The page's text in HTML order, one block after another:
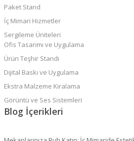
Paket Stand
İç Mimari Hizmetler
Sergileme Üniteleri
Ofis Tasarımı ve Uygulama
Ürün Teşhir Standı
Dijital Baskı ve Uygulama
Ekstra Malzeme Kiralama
Görüntü ve Ses Sistemleri
Blog İçerikleri